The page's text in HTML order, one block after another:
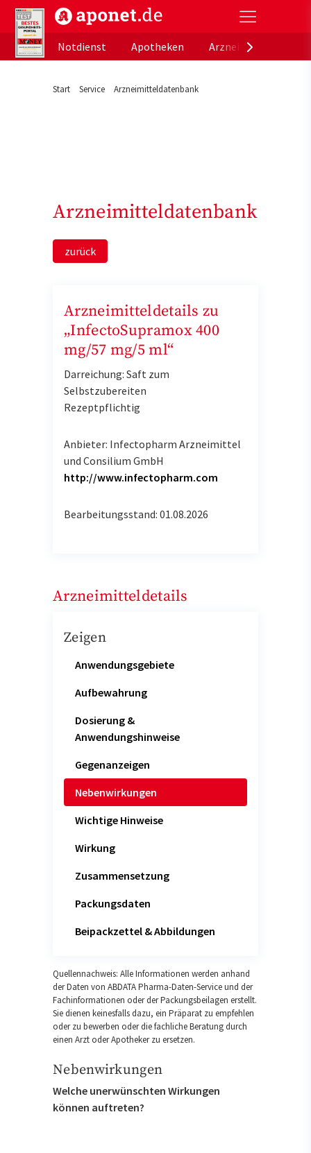
aponet.de - Das offizielle Gesundheitsportal der
Notdienst
Apotheken
Start Service Arzneimitteldatenbank
Arzneimitteldatenbank
zurück
Arzneimitteldetails zu
„InfectoSupramox 400
mg/57 mg/5 ml“
Darreichung: Saft zum
Selbstzubereiten
Rezeptpflichtig
Anbieter: Infectopharm Arzneimittel
und Consilium GmbH
http://www.infectopharm.com
Bearbeitungsstand: 01.08.2026
Arzneimitteldetails
Zeigen
Anwendungsgebiete
Aufbewahrung
Dosierung &
Anwendungshinweise
Gegenanzeigen
Nebenwirkungen
Wichtige Hinweise
Wirkung
Zusammensetzung
Packungsdaten
Beipackzettel & Abbildungen
Quellennachweis: Alle Informationen werden anhand
der Daten von ABDATA Pharma-Daten-Service und der
Fachinformationen oder der Packungsbeilagen erstellt.
Sie dienen keinesfalls dazu, ein Präparat zu empfehlen
oder zu bewerben oder die fachliche Beratung durch
einen Arzt oder Apotheker zu ersetzen.
Nebenwirkungen
Welche unerwünschten Wirkungen
können auftreten?